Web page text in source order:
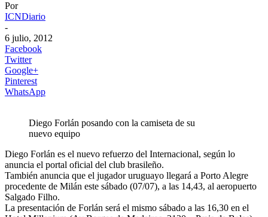
Por
ICNDiario
-
6 julio, 2012
Facebook
Twitter
Google+
Pinterest
WhatsApp
Diego Forlán posando con la camiseta de su
nuevo equipo
Diego Forlán es el nuevo refuerzo del Internacional, según lo
anuncia el portal oficial del club brasileño.
También anuncia que el jugador uruguayo llegará a Porto Alegre
procedente de Milán este sábado (07/07), a las 14,43, al aeropuerto
Salgado Filho.
La presentación de Forlán será el mismo sábado a las 16,30 en el